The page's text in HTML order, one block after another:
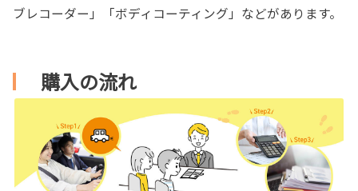
ブレコーダー」「ボディコーティング」などがあります。
購入の流れ